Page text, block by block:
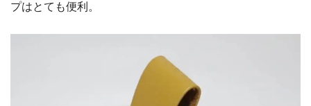
プはとても便利。